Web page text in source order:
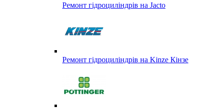
Ремонт гідроциліндрів на Jacto
Ремонт гідроциліндрів на Kinze Кінзе